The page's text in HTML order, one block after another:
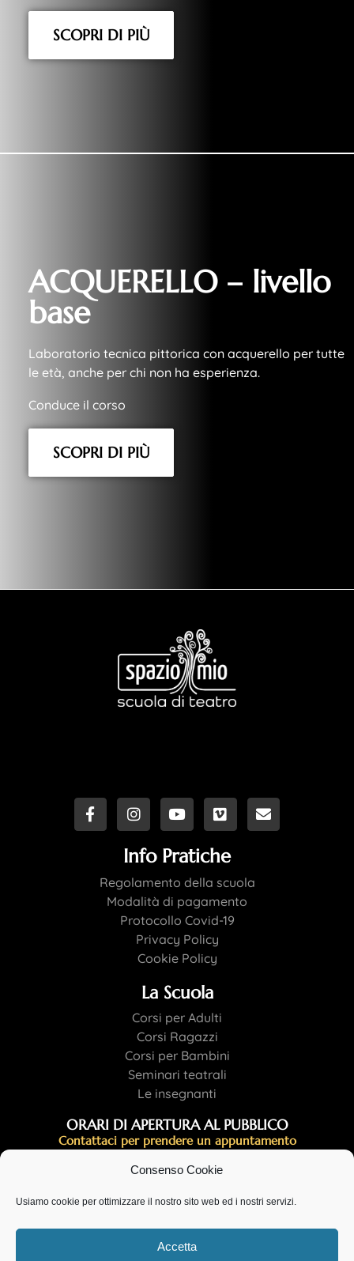
Consenso Cookie
Usiamo cookie per ottimizzare il nostro sito web ed i nostri servizi.
Accetta
SCOPRI DI PIÙ
ACQUERELLO – livello
base
Laboratorio tecnica pittorica con acquerello per tutte
le età, anche per chi non ha esperienza.
Conduce il corso
SCOPRI DI PIÙ
Info Pratiche
Regolamento della scuola
Modalità di pagamento
Protocollo Covid-19
Privacy Policy
Cookie Policy
La Scuola
Corsi per Adulti
Corsi Ragazzi
Corsi per Bambini
Seminari teatrali
Le insegnanti
ORARI DI APERTURA AL PUBBLICO
Contattaci per prendere un appuntamento
Mar 18:00-20:00
Mer 18:00-21:30
Ven 16:00-21:30